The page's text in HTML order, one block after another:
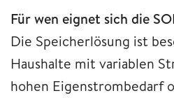
Für wen eignet sich die
Die Speicherlösung ist
Haushalte mit variablen
hohen Eigenstrombedarf